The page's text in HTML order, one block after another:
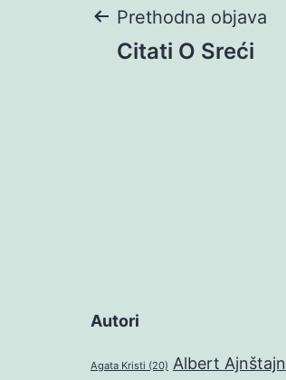
Navigacija
Prethodna objava
Citati O Sreći
Autori
Agata Kristi (20) Albert Ajnštajn